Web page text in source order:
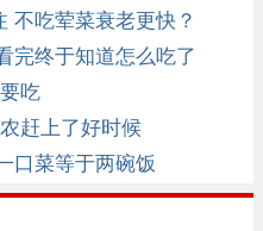
不吃荤菜衰老更快？
完终于知道怎么吃了
吃
赶上了好时候
口菜等于两碗饭